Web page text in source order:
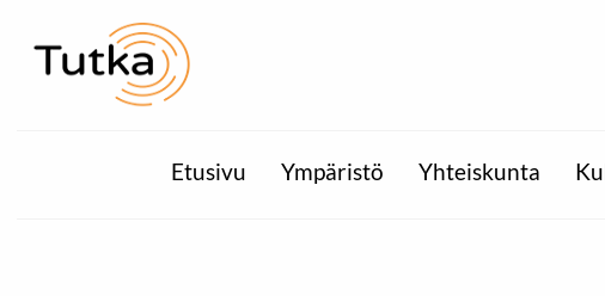
Etusivu Ympäristö Yhteiskunta